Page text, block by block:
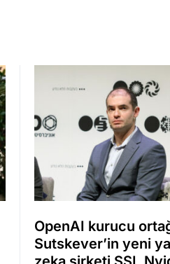
OpenAI kurucu
Sutskever’in yeni